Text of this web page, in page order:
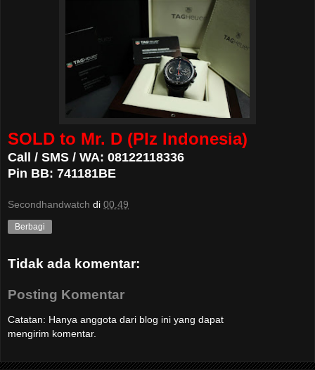
SOLD to Mr. D (Plz Indonesia)
Call / SMS / WA: 08122118336
Pin BB: 741181BE
Secondhandwatch di 00.49
Berbagi
Tidak ada komentar:
Posting Komentar
Catatan: Hanya anggota dari blog ini yang dapat
mengirim komentar.